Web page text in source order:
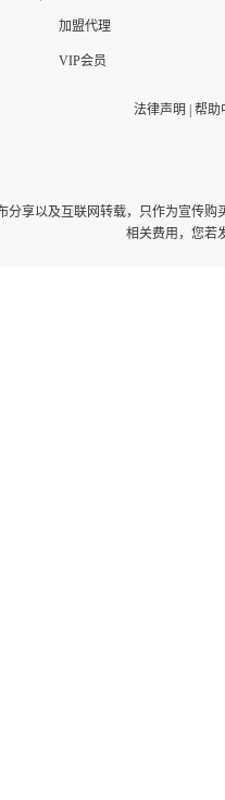
加盟代理
VIP会员
法律声明 帮助
分享以及互联网转载，只作为宣传
相关费用，您若